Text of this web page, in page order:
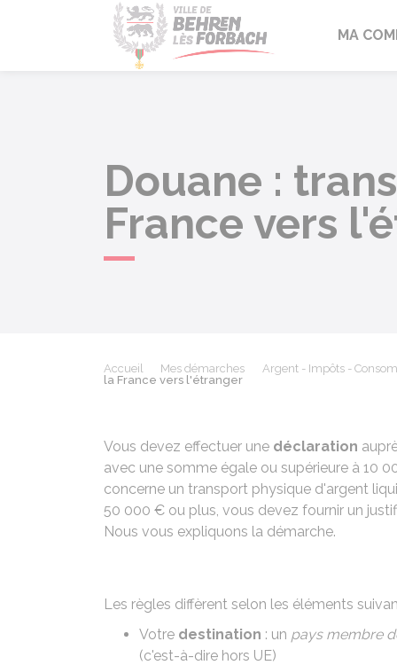
Behren-lès-
MA
Douane :
France vers
Accueil Mes démarches Argent - Impôts -
la France vers l'étranger
Vous devez effectuer une déclaration
avec une somme égale ou supérieure à 10
concerne un transport physique d'argent
50 000 € ou plus, vous devez fournir un
Nous vous expliquons la démarche.
Les règles diffèrent selon les éléments
Votre destination : un pays membre
(c'est-à-dire hors UE)